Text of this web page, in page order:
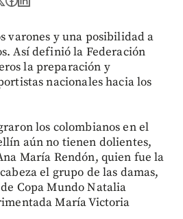
varones y una posibilidad a
Así definió la Federación
la preparación y
nacionales hacia los
los colombianos en el
aún no tienen dolientes,
María Rendón, quien fue la
el grupo de las damas,
Copa Mundo Natalia
María Victoria